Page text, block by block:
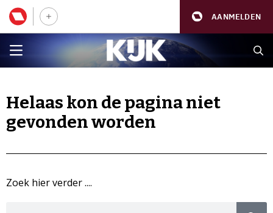
AANMELDEN
Helaas kon de pagina niet
gevonden worden
Zoek hier verder ....